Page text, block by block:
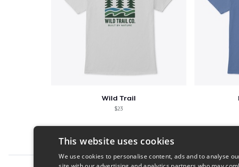
Wild Trail
$23
This website uses cookies
We use cookies to personalise content, ads and to analyse